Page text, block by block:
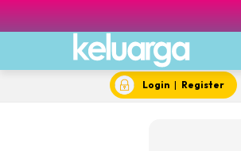
Login | Register